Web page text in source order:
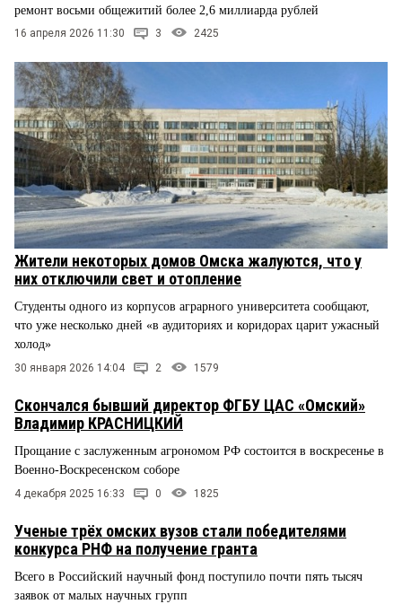
ремонт восьми общежитий более 2,6 миллиарда рублей
16 апреля 2026 11:30 3 2425
Жители некоторых домов Омска жалуются, что у
них отключили свет и отопление
Студенты одного из корпусов аграрного университета сообщают,
что уже несколько дней «в аудиториях и коридорах царит ужасный
холод»
30 января 2026 14:04 2 1579
Скончался бывший директор ФГБУ ЦАС «Омский»
Владимир КРАСНИЦКИЙ
Прощание с заслуженным агрономом РФ состоится в воскресенье в
Военно-Воскресенском соборе
4 декабря 2025 16:33 0 1825
Ученые трёх омских вузов стали победителями
конкурса РНФ на получение гранта
Всего в Российский научный фонд поступило почти пять тысяч
заявок от малых научных групп